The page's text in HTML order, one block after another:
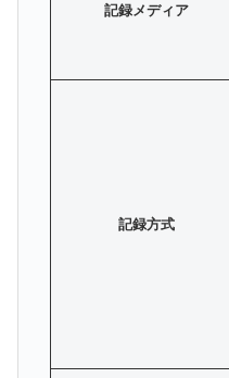
記録メディア
記録方式